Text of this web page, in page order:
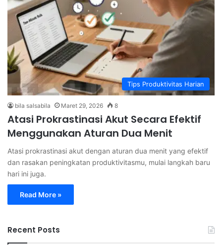
Tips Produktivitas Harian
bila salsabila Maret 29, 2026 8
Atasi Prokrastinasi Akut Secara Efektif
Menggunakan Aturan Dua Menit
Atasi prokrastinasi akut dengan aturan dua menit yang efektif
dan rasakan peningkatan produktivitasmu, mulai langkah baru
hari ini juga.
Read More »
Recent Posts